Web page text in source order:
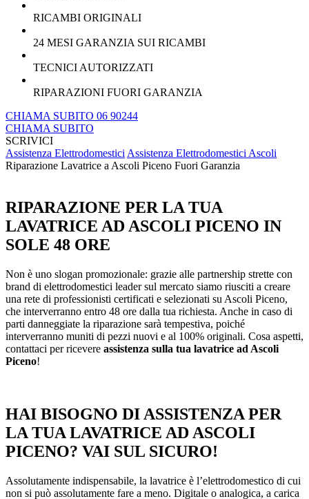
RICAMBI ORIGINALI
24 MESI GARANZIA SUI RICAMBI
TECNICI AUTORIZZATI
RIPARAZIONI FUORI GARANZIA
CHIAMA SUBITO 06 90244
CHIAMA SUBITO
SCRIVICI
Assistenza ElettrodomesticiAssistenza Elettrodomestici Ascoli
Riparazione Lavatrice a Ascoli Piceno Fuori Garanzia
RIPARAZIONE PER LA TUA
LAVATRICE AD ASCOLI PICENO IN
SOLE 48 ORE
Non è uno slogan promozionale: grazie alle partnership strette con
brand di elettrodomestici leader sul mercato siamo riusciti a creare
una rete di professionisti certificati e selezionati su Ascoli Piceno,
che interverranno entro 48 ore dalla tua richiesta. Anche in caso di
parti danneggiate la riparazione sarà tempestiva, poiché
interverranno muniti di pezzi nuovi e al 100% originali. Cosa aspetti,
contattaci per ricevere assistenza sulla tua lavatrice ad Ascoli
Piceno!
HAI BISOGNO DI ASSISTENZA PER
LA TUA LAVATRICE AD ASCOLI
PICENO? VAI SUL SICURO!
Assolutamente indispensabile, la lavatrice è l’elettrodomestico di cui
non si può assolutamente fare a meno. Digitale o analogica, a carica